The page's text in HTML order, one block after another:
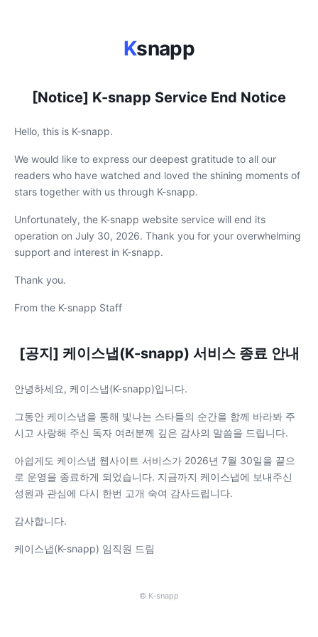
Ksnapp
[Notice] K-snapp Service End Notice
Hello, this is K-snapp.
We would like to express our deepest gratitude to all our
readers who have watched and loved the shining moments of
stars together with us through K-snapp.
Unfortunately, the K-snapp website service will end its
operation on July 30, 2026. Thank you for your overwhelming
support and interest in K-snapp.
Thank you.
From the K-snapp Staff
[공지] 케이스냅(K-snapp) 서비스 종료 안내
안녕하세요, 케이스냅(K-snapp)입니다.
그동안 케이스냅을 통해 빛나는 스타들의 순간을 함께 바라봐 주
시고 사랑해 주신 독자 여러분께 깊은 감사의 말씀을 드립니다.
아쉽게도 케이스냅 웹사이트 서비스가 2026년 7월 30일을 끝으
로 운영을 종료하게 되었습니다. 지금까지 케이스냅에 보내주신
성원과 관심에 다시 한번 고개 숙여 감사드립니다.
감사합니다.
케이스냅(K-snapp) 임직원 드림
© K-snapp